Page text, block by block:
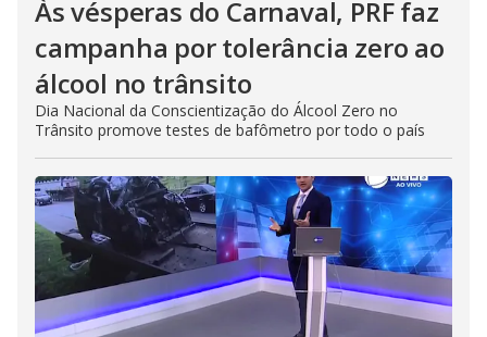
Às vésperas do Carnaval, PRF faz
campanha por tolerância zero ao
álcool no trânsito
Dia Nacional da Conscientização do Álcool Zero no
Trânsito promove testes de bafômetro por todo o país